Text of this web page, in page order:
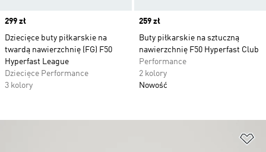
Price
299 zł
Dziecięce buty piłkarskie na
twardą nawierzchnię (FG) F50
Hyperfast League
Dziecięce Performance
3 kolory
Price
259 zł
Buty piłkarskie na sztuczną
nawierzchnię F50 Hyperfast Club
Performance
2 kolory
Nowość